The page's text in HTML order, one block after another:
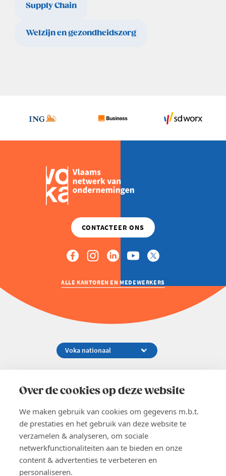
Over de cookies op deze website
We maken gebruik van cookies om gegevens m.b.t.
de prestaties en het gebruik van deze website te
verzamelen & analyseren, om sociale
netwerkfunctionaliteiten aan te bieden en onze
content & advertenties te verbeteren en
personaliseren.
Supply Chain
Welzijn en gezondheidszorg
ALLE KANTOREN EN MEDEWERKERS
02 229 81 11
EN